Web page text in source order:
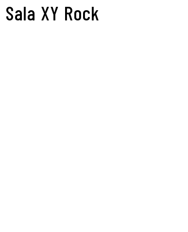
XY Rock